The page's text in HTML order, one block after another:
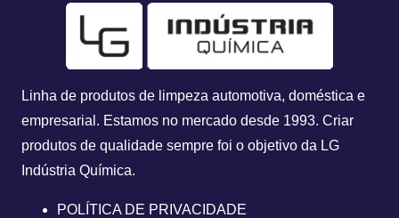
Linha de produtos de limpeza automotiva, doméstica e
empresarial. Estamos no mercado desde 1993. Criar
produtos de qualidade sempre foi o objetivo da LG
Indústria Química.
POLÍTICA DE PRIVACIDADE